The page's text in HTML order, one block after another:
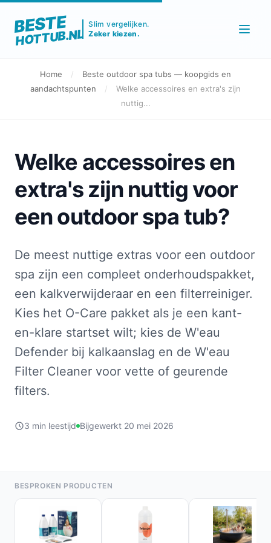
BESTE
HOTTUB.NL
Slim vergelijken.
Zeker kiezen.
Home /
Beste outdoor spa tubs — koopgids en
aandachtspunten
/
Welke accessoires en extra's zijn
nuttig...
Welke accessoires en
extra's zijn nuttig voor
een outdoor spa tub?
De meest nuttige extras voor een outdoor
spa zijn een compleet onderhoudspakket,
een kalkverwijderaar en een filterreiniger.
Kies het O-Care pakket als je een kant-
en-klare startset wilt; kies de W'eau
Defender bij kalkaanslag en de W'eau
Filter Cleaner voor vette of geurende
filters.
3 min leestijd Bijgewerkt 20 mei 2026
BESPROKEN PRODUCTEN